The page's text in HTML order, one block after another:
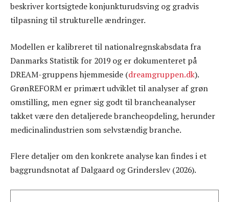
beskriver kortsigtede konjunkturudsving og gradvis
tilpasning til strukturelle ændringer.
Modellen er kalibreret til nationalregnskabsdata fra
Danmarks Statistik for 2019 og er dokumenteret på
DREAM-gruppens hjemmeside (dreamgruppen.dk).
GrønREFORM er primært udviklet til analyser af grøn
omstilling, men egner sig godt til brancheanalyser
takket være den detaljerede brancheopdeling, herunder
medicinalindustrien som selvstændig branche.
Flere detaljer om den konkrete analyse kan findes i et
baggrundsnotat af Dalgaard og Grinderslev (2026).